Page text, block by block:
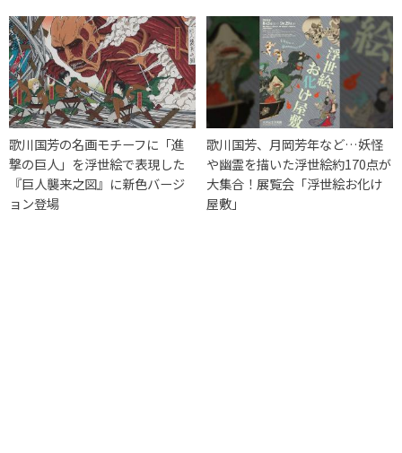
歌川国芳の名画モチーフに「進
撃の巨人」を浮世絵で表現した
『巨人襲来之図』に新色バージ
ョン登場
歌川国芳、月岡芳年など…妖怪
や幽霊を描いた浮世絵約170点が
大集合！展覧会「浮世絵お化け
屋敷」